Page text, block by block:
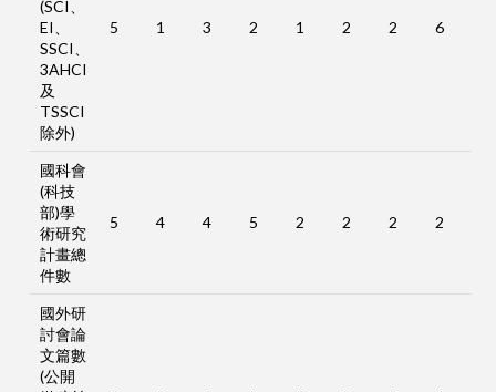
(SCI、
EI、
SSCI、
3AHCI
及
TSSCI
除外)
5 1 3 2 1 2 2 6
國科會
(科技
部)學
術研究
計畫總
件數
5 4 4 5 2 2 2 2
國外研
討會論
文篇數
(公開